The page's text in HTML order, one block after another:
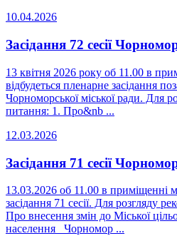
10.04.2026
Засідання 72 сесії
13 квітня 2026 року об 11.00 в
відбудеться пленарне засідання
Чорноморської міської ради. Для
питання: 1. Про&nb ...
12.03.2026
Засідання 71 сесії
13.03.2026 об 11.00 в приміщенні
засідання 71 сесії. Для розгляду
Про внесення змін до Міської
населення Чорномор ...